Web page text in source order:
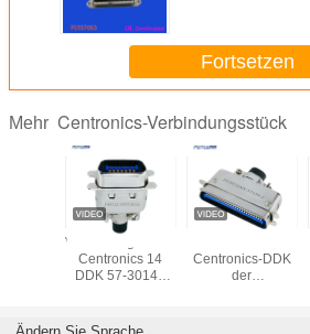
Fortsetzen
Mehr Centronics-Verbindungsstück
Verbindungsstück-
Centronics 14
DDK 57-30140
Pin DDK mit
Centronics-DDK
der